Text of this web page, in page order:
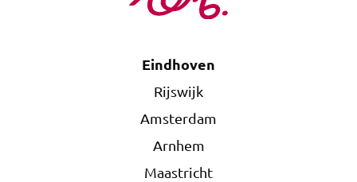
Eindhoven
Rijswijk
Amsterdam
Arnhem
Maastricht